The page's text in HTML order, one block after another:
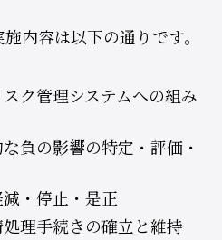
内容は以下の通りです。
ク管理システムへの組み
負の影響の特定・評価・
・停止・是正
理手続きの確立と維持